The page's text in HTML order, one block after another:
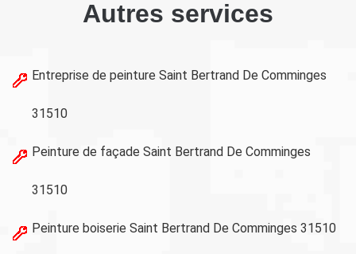
Autres services
Entreprise de peinture Saint Bertrand De Comminges
31510
Peinture de façade Saint Bertrand De Comminges
31510
Peinture boiserie Saint Bertrand De Comminges 31510